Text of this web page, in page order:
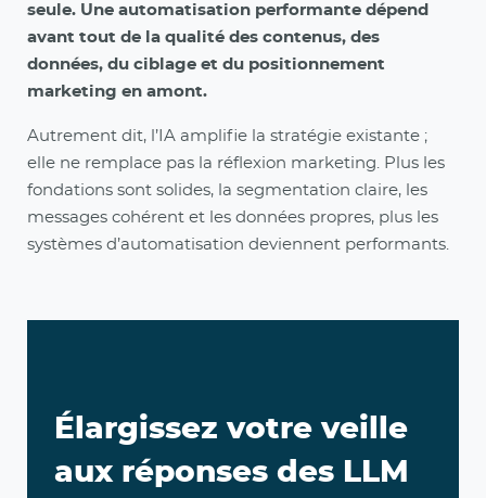
seule. Une automatisation performante dépend
avant tout de la qualité des contenus, des
données, du ciblage et du positionnement
marketing en amont.
Autrement dit, l’IA amplifie la stratégie existante ;
elle ne remplace pas la réflexion marketing. Plus les
fondations sont solides, la segmentation claire, les
messages cohérent et les données propres, plus les
systèmes d’automatisation deviennent performants.
Élargissez votre veille
aux réponses des LLM